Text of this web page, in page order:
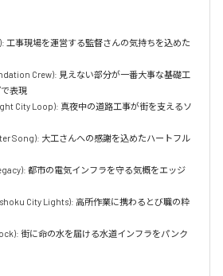
工事現場を運営する監督さんの気持ちを込めた
Crew): 見えない部分が一番大事な基礎工
表現
City Loop): 真夜中の道路工事が街を支えるソ
Song): 大工さんへの感謝を込めたハートフル
都市の電気インフラを守る気概をエッジ
City Lights): 高所作業に携わるとび職の粋
街に命の水を届ける水道インフラをパンク